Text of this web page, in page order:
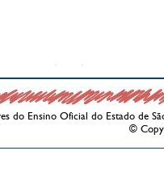
do Ensino Oficial do Estado de
©